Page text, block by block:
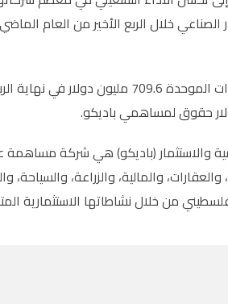
خلال الربع الأخير من العام الماضي
وعلى صعيد المركز المالي، بلغت
.
والاستثمار (باديكو) هي شركة
والمالية، والزراعة، والسياحة،
من خلال نشاطاتها الاستثمارية